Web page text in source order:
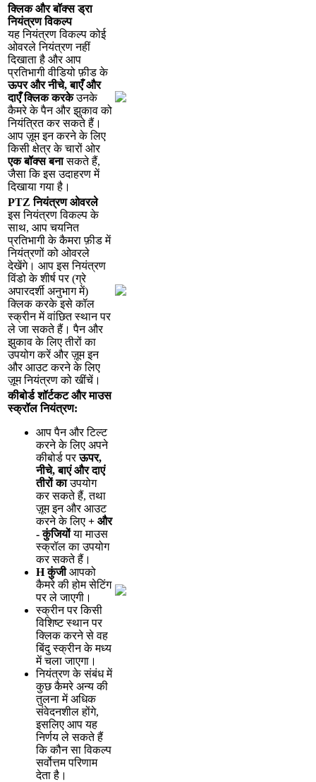
कक और बकस डर
नयतरण वकलप
यह नयतरण वकलप कई
ओवरल नयतरण नह
दखत ह और आप
परतभग वडय फड क
ऊपर और नच, बए और
दए कक करक उनक
कमर क पन और झकव क
नयतत कर सकत ह ।
आप जम इन करन क लए
कस कतर क चर ओर
एक बकस बन सकत ह,
जस क इस उदहरण म
दखय गय ह ।
PTZ नयतरण ओवरल
इस नयतरण वकलप क
सथ, आप चयनत
परतभग क कमर फड म
नयतरण क ओवरल
दखग। आप इस नयतरण
वड क शर पर (गर
अपरदर अनभग म)
कक करक इस कल
सकरन म वछत सथन पर
ल ज सकत ह । पन और
झकव क लए तर क
उपयग कर और जम इन
और आउट करन क लए
जम नयतरण क खच ।
कबर शरकट और मउस
सकरल नयतरण:
आप पन और टलट
करन क लए अपन
कबर पर ऊपर,
नच, बए और दए
तर क उपयग
कर सकत ह, तथ
जम इन और आउट
करन क लए + और
- कजय य मउस
सकरल क उपयग
कर सकत ह ।
H कज आपक
कमर क हम सटग
पर ल जएग ।
सकरन पर कस
वशषट सथन पर
कक करन स वह
बद सकरन क मधय
म चल जएग ।
नयतरण क सबध म
कछ कमर अनय क
तलन म अधक
सवदनशल हग,
इसलए आप यह
नरय ल सकत ह
क कन स वकलप
सरतम परणम
दत ह ।